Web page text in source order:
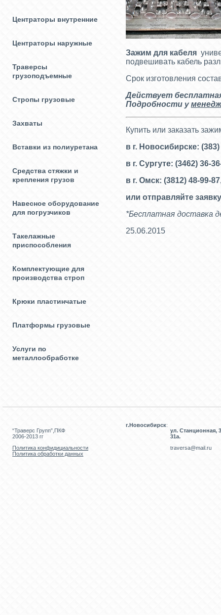
Центраторы внутренние
Центраторы наружные
Траверсы
грузоподъемные
Стропы грузовые
Захваты
Вставки из полиуретана
Средства стяжки и
крепления грузов
Навесное оборудование
для погрузчиков
Такелажные
приспособления
Комплектующие для
производства строп
Крюки пластинчатые
Платформы грузовые
Услуги по
металлообработке
Зажим для кабеля
подвешивать кабель
Срок изготовления
Действует
Подробности у
Купить или заказать
в г. Новосибирске:
в г. Сургуте: (3462) 36-
в г. Омск: (3812) 48-99-
или отправляйте
*Бесплатная доставка
25.06.2015
“Траверс Групп”,ПКФ
2006-2013 гг
Политика конфидициальности
Политика обработки данных
г.Новосибирск:
ул. Станционная,
31а.
traversa@mail.ru